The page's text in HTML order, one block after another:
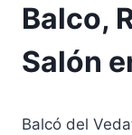
Balco,
Salón
Balcó del